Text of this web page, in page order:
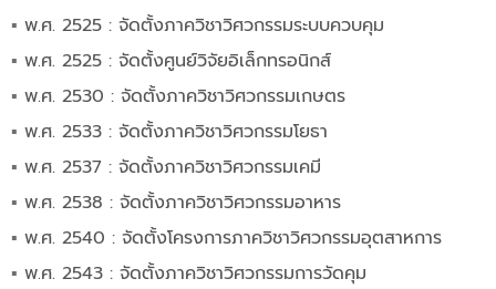
▪︎ พ.ศ. 2525 : จัดตั้งภาควิชาวิศวกรรมระบบควบคุม
▪︎ พ.ศ. 2525 : จัดตั้งศูนย์วิจัยอิเล็กทรอนิกส์
▪︎ พ.ศ. 2530 : จัดตั้งภาควิชาวิศวกรรมเกษตร
▪︎ พ.ศ. 2533 : จัดตั้งภาควิชาวิศวกรรมโยธา
▪︎ พ.ศ. 2537 : จัดตั้งภาควิชาวิศวกรรมเคมี
▪︎ พ.ศ. 2538 : จัดตั้งภาควิชาวิศวกรรมอาหาร
▪︎ พ.ศ. 2540 : จัดตั้งโครงการภาควิชาวิศวกรรมอุตสาหการ
▪︎ พ.ศ. 2543 : จัดตั้งภาควิชาวิศวกรรมการวัดคุม